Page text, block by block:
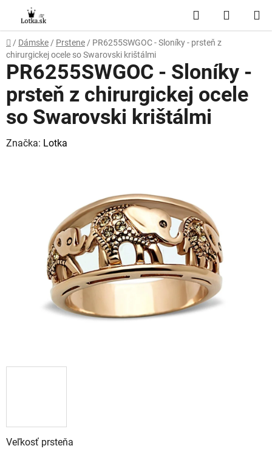
obsah
Hľadať
KOŠÍK
Domov
/ Dámske / Prstene / PR6255SWGOC - Sloníky - prsteň z
chirurgickej ocele so Swarovski krištálmi
Veľkosť prsteňa
PR6255SWGOC - Sloníky -
prsteň z chirurgickej ocele
so Swarovski krištálmi
Značka: Lotka